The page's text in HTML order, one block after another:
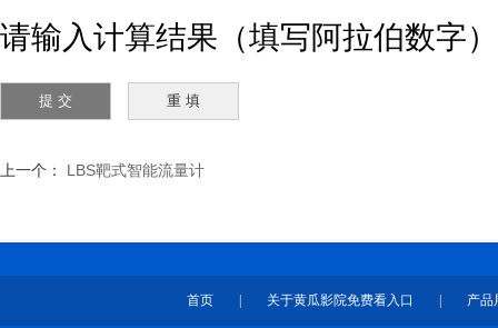
请输入计算结果（填写阿拉伯数字
上一个： LBS靶式智能流量计
首页 关于黄瓜影院免费看入口 产品